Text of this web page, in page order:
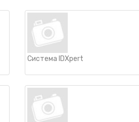
Система IDXpert